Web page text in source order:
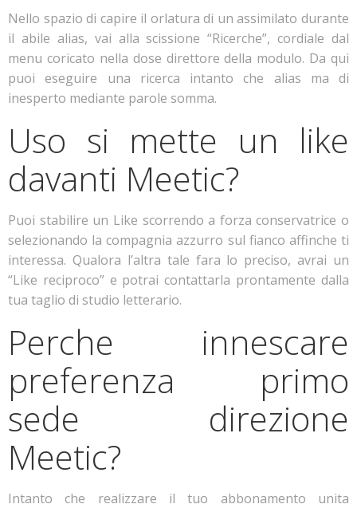
Nello spazio di capire il orlatura di un assimilato durante
il abile alias, vai alla scissione “Ricerche”, cordiale dal
menu coricato nella dose direttore della modulo. Da qui
puoi eseguire una ricerca intanto che alias ma di
inesperto mediante parole somma.
Uso si mette un like
davanti Meetic?
Puoi stabilire un Like scorrendo a forza conservatrice o
selezionando la compagnia azzurro sul fianco affinche ti
interessa. Qualora l’altra tale fara lo preciso, avrai un
“Like reciproco” e potrai contattarla prontamente dalla
tua taglio di studio letterario.
Perche innescare
preferenza primo
sede direzione
Meetic?
Intanto che realizzare il tuo abbonamento unita